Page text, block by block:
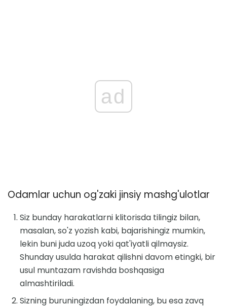
ad
Odamlar uchun og'zaki jinsiy mashg'ulotlar
Siz bunday harakatlarni klitorisda tilingiz bilan,
masalan, so'z yozish kabi, bajarishingiz mumkin,
lekin buni juda uzoq yoki qat'iyatli qilmaysiz.
Shunday usulda harakat qilishni davom etingki, bir
usul muntazam ravishda boshqasiga
almashtiriladi.
Sizning buruningizdan foydalaning, bu esa zavq